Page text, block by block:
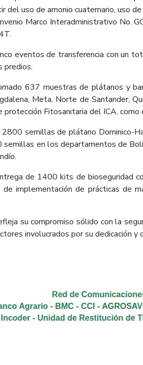
del uso de amonio cuaternario, uso
Marco Interadministrativo
eventos de transferencia con un
predios.
637 muestras de plátanos y
Meta, Norte de Santander,
protección Fitosanitaria del ICA,
semillas de plátano Dominico-
en los departamentos de
de 1400 kits de bioseguridad
implementación de prácticas de
su compromiso sólido con la
involucrados por su dedicación